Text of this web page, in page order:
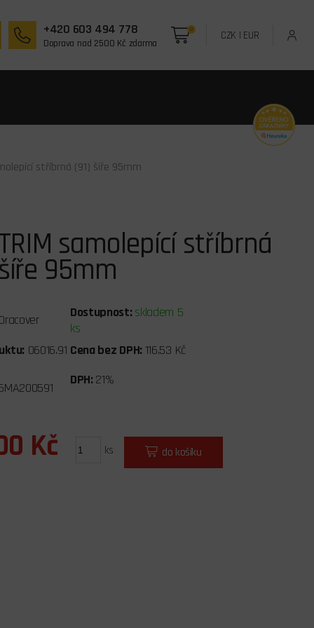
+420 603 494 778
Doprava nad 2500 Kč zdarma
0 CZK | EUR
stříbrná (91) šíře 95mm
samolepící stříbrná
95mm
Oracover Dostupnost: skladem 5
ks
06016.91 Cena bez DPH: 116,53 Kč
DPH: 21%
Kč ks do košíku